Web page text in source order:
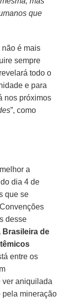
que
não é mais
sempre
todo o
e para
nos próximos
”, como
a
dia 4 de
que se
desse
Brasileira de
entre os
ver aniquilada
pela mineração